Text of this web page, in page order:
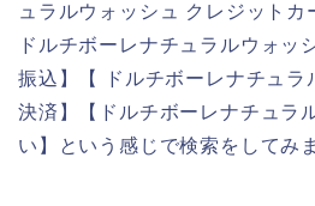
ュラルウォッシュ クレジット
ドルチボーレナチュラルウォ
振込】【 ドルチボーレナチュラ
決済】【ドルチボーレナチュラ
い】という感じで検索をしてみ